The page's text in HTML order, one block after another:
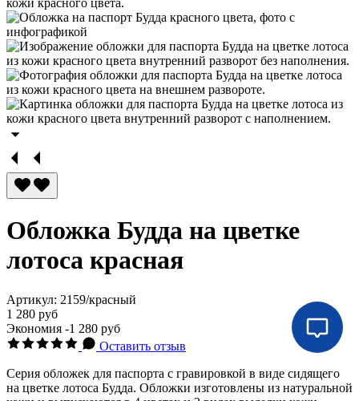
Обложка Будда на цветке
лотоса красная
Артикул: 2159/красный
1 280 руб
Экономия -1 280 руб
Оставить отзыв
Серия обложек для паспорта с гравировкой в виде сидящего
на цветке лотоса Будда. Обложки изготовлены из натуральной